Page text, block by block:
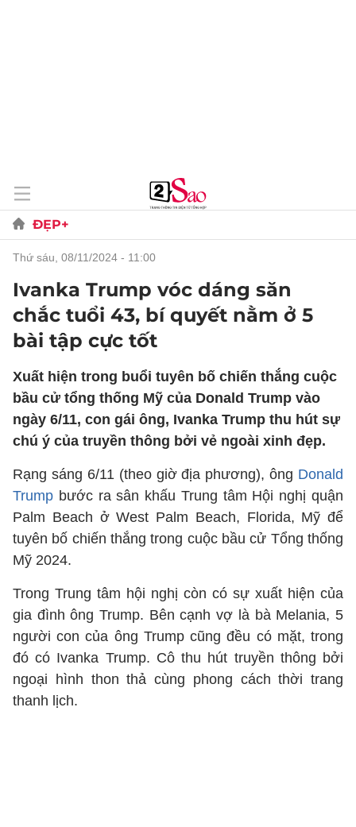
ĐẸP+
thứ sáu, 08/11/2024 - 11:00
Ivanka Trump vóc dáng săn
chắc tuổi 43, bí quyết nằm ở 5
bài tập cực tốt
Xuất hiện trong buổi tuyên bố chiến thắng cuộc
bầu cử tổng thống Mỹ của Donald Trump vào
ngày 6/11, con gái ông, Ivanka Trump thu hút sự
chú ý của truyền thông bởi vẻ ngoài xinh đẹp.
Rạng sáng 6/11 (theo giờ địa phương), ông Donald
Trump bước ra sân khấu Trung tâm Hội nghị quận
Palm Beach ở West Palm Beach, Florida, Mỹ để
tuyên bố chiến thắng trong cuộc bầu cử Tổng thống
Mỹ 2024.
Trong Trung tâm hội nghị còn có sự xuất hiện của
gia đình ông Trump. Bên cạnh vợ là bà Melania, 5
người con của ông Trump cũng đều có mặt, trong
đó có Ivanka Trump. Cô thu hút truyền thông bởi
ngoại hình thon thả cùng phong cách thời trang
thanh lịch.